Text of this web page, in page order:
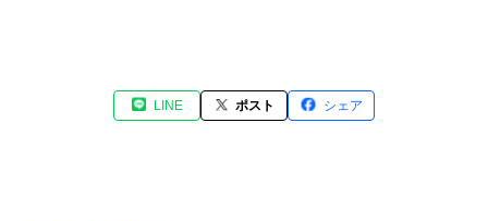
LINE ポスト シェア